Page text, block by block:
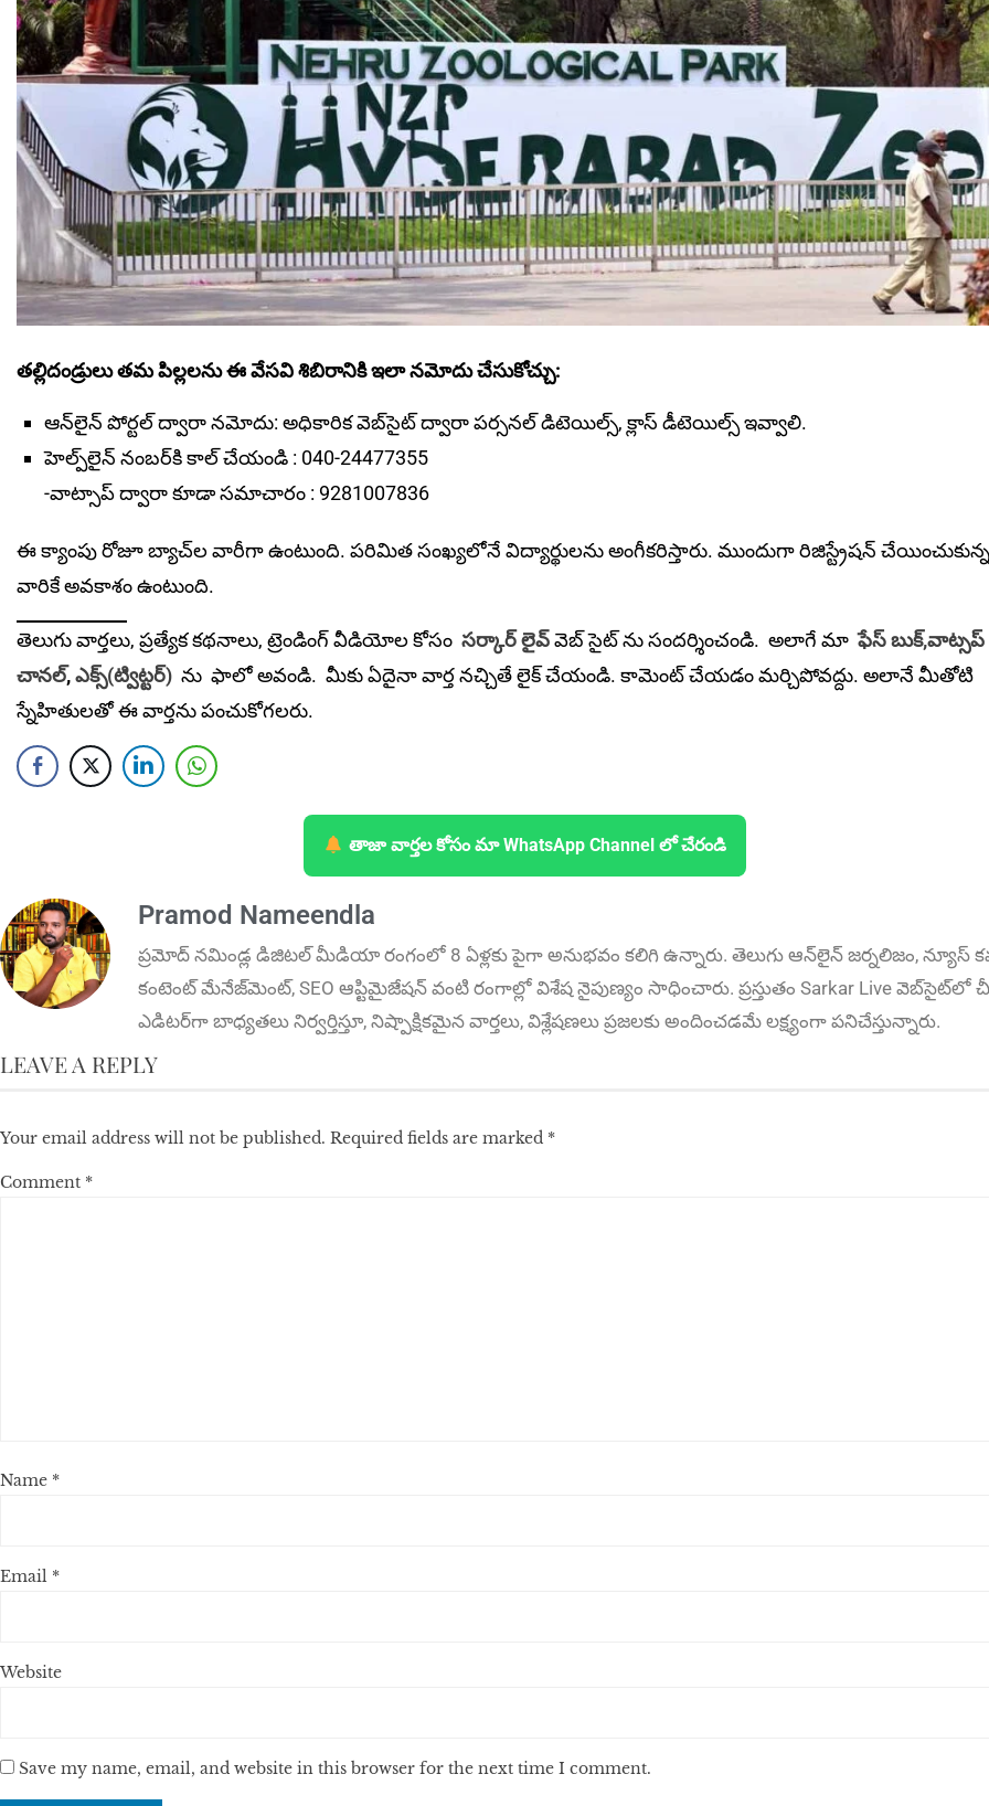
తల్లిదండ్రులు తమ పిల్లలను ఈ వేసవి శిబిరానికి ఇలా నమోదు చేసుకోచ్చు:
ఆన్‌లైన్ పోర్టల్ ద్వారా నమోదు: అధికారిక వెబ్‌సైట్ ద్వారా పర్సనల్ డిటెయిల్స్, క్లాస్ డీటెయిల్స్ ఇవ్వాలి.
హెల్ప్‌లైన్ నంబర్‌కి కాల్ చేయండి : 040-24477355
-వాట్సాప్ ద్వారా కూడా సమాచారం : 9281007836
ఈ క్యాంపు రోజూ బ్యాచ్‌ల వారీగా ఉంటుంది. పరిమిత సంఖ్యలోనే విద్యార్థులను అంగీకరిస్తారు. ముందుగా రిజిస్ట్రేష‌న్ చేయించుకున్న
వారికే అవ‌కాశం ఉంటుంది.
తెలుగు వార్తలు, ప్రత్యేక కథనాలు, ట్రెండింగ్ వీడియోల కోసం సర్కార్ లైవ్వెబ్ సైట్ ను సందర్శించండి. అలాగే మాఫేస్ బుక్,వాట్సప్
చానల్,ఎక్స్(ట్విట్టర్) ను ఫాలో అవండి. మీకు ఏదైనా వార్త నచ్చితే లైక్ చేయండి. కామెంట్ చేయడం మర్చిపోవద్దు. అలానే మీతోటి
స్నేహితులతో ఈ వార్తను పంచుకోగలరు.
తాజా వార్తల కోసం మా WhatsApp Channel లో చేరండి
Pramod Nameendla
ప్ర‌మోద్ న‌మిండ్ల‌ డిజిట‌ల్ మీడియా రంగంలో 8 ఏళ్లకు పైగా అనుభ‌వం కలిగి ఉన్నారు. తెలుగు ఆన్‌లైన్‌ జర్నలిజం, న్యూస్
కంటెంట్ మేనేజ్‌మెంట్‌, SEO ఆప్టిమైజేషన్‌ వంటి రంగాల్లో విశేష నైపుణ్యం సాధించారు. ప్రస్తుతం Sarkar Live వెబ్‌సైట్‌లో
ఎడిటర్‌గా బాధ్యతలు నిర్వర్తిస్తూ, నిష్పాక్షికమైన వార్తలు, విశ్లేషణలు ప్రజలకు అందించడమే లక్ష్యంగా పనిచేస్తున్నారు.
LEAVE A REPLY
Your email address will not be published. Required fields are marked *
Comment *
Name *
Email *
Website
Save my name, email, and website in this browser for the next time I comment.